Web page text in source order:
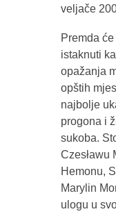
veljače
Premda
istaknuti
opažanja
opštih
najbolje
progona i
sukoba.
Czesławu
Hemonu,
Marylin
ulogu u